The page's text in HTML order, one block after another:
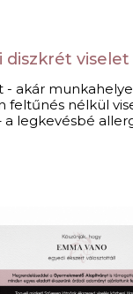
diszkrét viselet​
- akár
feltűnés nélkül
a legkevésbé